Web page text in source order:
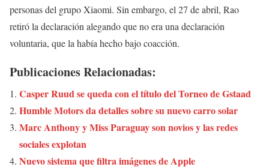
personas del grupo Xiaomi. Sin embargo, el 27 de abril, Rao
retiró la declaración alegando que no era una declaración
voluntaria, que la había hecho bajo coacción.
Publicaciones Relacionadas:
Casper Ruud se queda con el título del Torneo de Gstaad
Humble Motors da detalles sobre su nuevo carro solar
Marc Anthony y Miss Paraguay son novios y las redes
sociales explotan
Nuevo sistema que filtra imágenes de Apple